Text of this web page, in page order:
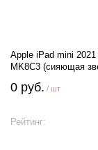
Apple iPad mini
MK8C3 (сияющая
0 руб. / шт
Рейтинг: